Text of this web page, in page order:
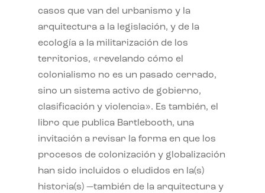
casos que van del urbanismo y la
arquitectura a la legislación, y de la
ecología a la militarización de los
territorios, «revelando cómo el
colonialismo no es un pasado cerrado,
sino un sistema activo de gobierno,
clasificación y violencia». Es también, el
libro que publica Bartlebooth, una
invitación a revisar la forma en que los
procesos de colonización y globalización
han sido incluidos o eludidos en la(s)
historia(s) —también de la arquitectura y